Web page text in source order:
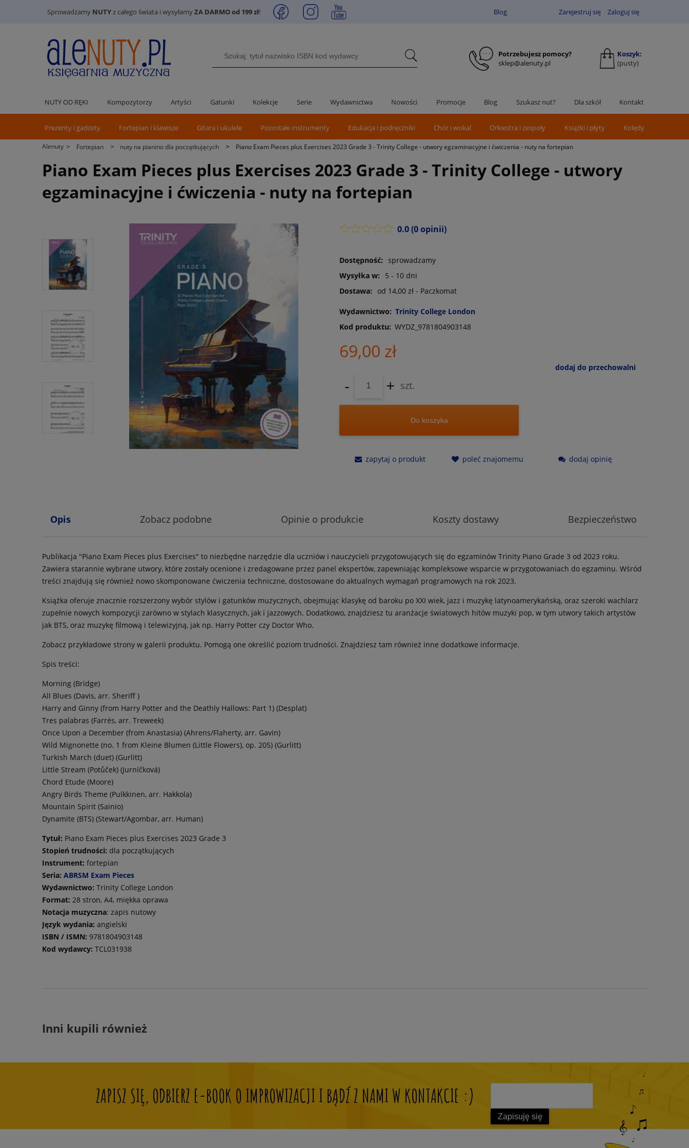
Sprowadzamy NUTYz całego świata i wysyłamyZA DARMO od 199 zł! Blog Zarejestruj się Zaloguj się
Potrzebujesz pomocy?
sklep@alenuty.pl
Koszyk:
(pusty)
NUTY OD RĘKI Kompozytorzy Artyści Gatunki Kolekcje Serie Wydawnictwa Nowości Promocje Blog Szukasz nut? Dla szkół Kontakt
Prezenty i gadżety Fortepian i klawisze Gitara i ukulele Pozostałe instrumenty Edukacja i podręczniki Chór i wokal Orkiestra i zespoły Książki i płyty Kolędy
Alenuty > Fortepian > nuty na pianino dla początkujących > Piano Exam Pieces plus Exercises 2023 Grade 3 - Trinity College - utwory egzaminacyjne i ćwiczenia - nuty na fortepian
Piano Exam Pieces plus Exercises 2023 Grade 3 - Trinity College - utwory
egzaminacyjne i ćwiczenia - nuty na fortepian
0.0(0 opinii)
Dostępność:
sprowadzamy
Wysyłka w:
5 - 10 dni
Dostawa:
od 14,00 zł - Paczkomat
Wydawnictwo: Trinity College London
Kod produktu: WYDZ_9781804903148
69,00 zł
dodaj do przechowalni
- + szt.
Do koszyka
zapytaj o produkt poleć znajomemu dodaj opinię
Opis Zobacz podobne Opinie o produkcie Koszty dostawy Bezpieczeństwo
Publikacja "Piano Exam Pieces plus Exercises" to niezbędne narzędzie dla uczniów i nauczycieli przygotowujących się do egzaminów Trinity Piano Grade 3 od 2023 roku.
Zawiera starannie wybrane utwory, które zostały ocenione i zredagowane przez panel ekspertów, zapewniając kompleksowe wsparcie w przygotowaniach do egzaminu. Wśród
treści znajdują się również nowo skomponowane ćwiczenia techniczne, dostosowane do aktualnych wymagań programowych na rok 2023.
Książka oferuje znacznie rozszerzony wybór stylów i gatunków muzycznych, obejmując klasykę od baroku po XXI wiek, jazz i muzykę latynoamerykańską, oraz szeroki wachlarz
zupełnie nowych kompozycji zarówno w stylach klasycznych, jak i jazzowych. Dodatkowo, znajdziesz tu aranżacje światowych hitów muzyki pop, w tym utwory takich artystów
jak BTS, oraz muzykę filmową i telewizyjną, jak np. Harry Potter czy Doctor Who.
Zobacz przykładowe strony w galerii produktu. Pomogą one określić poziom trudności. Znajdziesz tam również inne dodatkowe informacje.
Spis treści:
Morning (Bridge)
All Blues (Davis, arr. Sheriff )
Harry and Ginny (from Harry Potter and the Deathly Hallows: Part 1) (Desplat)
Tres palabras (Farrés, arr. Treweek)
Once Upon a December (from Anastasia) (Ahrens/Flaherty, arr. Gavin)
Wild Mignonette (no. 1 from Kleine Blumen (Little Flowers), op. 205) (Gurlitt)
Turkish March (duet) (Gurlitt)
Little Stream (Potůček) (Jurníčková)
Chord Etude (Moore)
Angry Birds Theme (Pulkkinen, arr. Hakkola)
Mountain Spirit (Sainio)
Dynamite (BTS) (Stewart/Agombar, arr. Human)
Tytuł: Piano Exam Pieces plus Exercises 2023 Grade 3
Stopień trudności: dla początkujących
Instrument: fortepian
Seria: ABRSM Exam Pieces
Wydawnictwo: Trinity College London
Format: 28 stron, A4, miękka oprawa
Notacja muzyczna: zapis nutowy
Język wydania: angielski
ISBN / ISMN: 9781804903148
Kod wydawcy: TCL031938
Inni kupili również
ZAPISZ SIĘ, ODBIERZ E-BOOK O IMPROWIZACJI I BĄDŹ Z NAMI W KONTAKCIE :)
Zapisuję się